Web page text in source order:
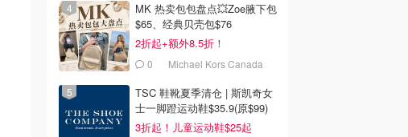
MK 热卖包包盘点💥Zoe腋下包
$65、经典贝壳包$76
2折起+额外8.5折！
0 Michael Kors Canada
TSC 鞋靴夏季清仓 | 斯凯奇女
士一脚蹬运动鞋$35.9(原$99)
3折起！儿童运动鞋$25起